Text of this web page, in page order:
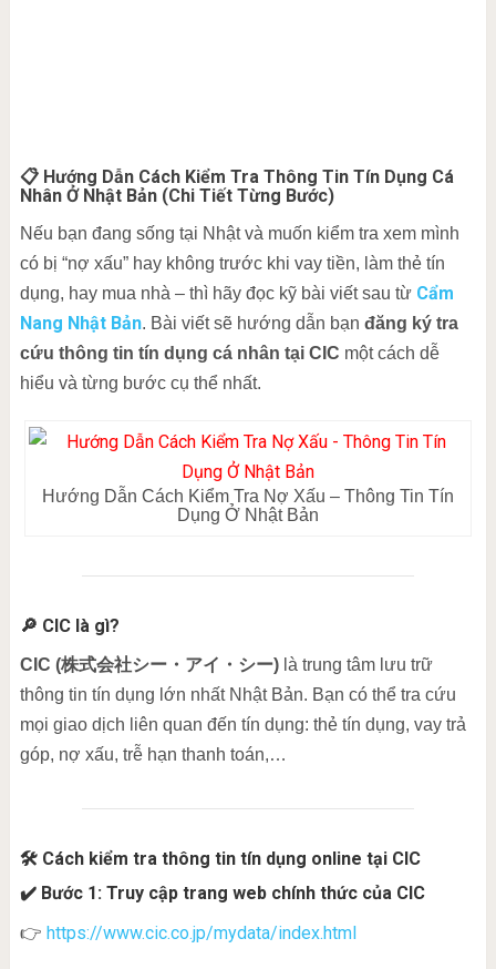
📋 Hướng Dẫn Cách Kiểm Tra Thông Tin Tín Dụng Cá
Nhân Ở Nhật Bản (Chi Tiết Từng Bước)
Nếu bạn đang sống tại Nhật và muốn kiểm tra xem mình
có bị “nợ xấu” hay không trước khi vay tiền, làm thẻ tín
dụng, hay mua nhà – thì hãy đọc kỹ bài viết sau từ Cẩm
Nang Nhật Bản. Bài viết sẽ hướng dẫn bạn đăng ký tra
cứu thông tin tín dụng cá nhân tại CIC một cách dễ
hiểu và từng bước cụ thể nhất.
Hướng Dẫn Cách Kiểm Tra Nợ Xấu – Thông Tin Tín
Dụng Ở Nhật Bản
🔎 CIC là gì?
CIC (株式会社シー・アイ・シー)là trung tâm lưu trữ
thông tin tín dụng lớn nhất Nhật Bản. Bạn có thể tra cứu
mọi giao dịch liên quan đến tín dụng: thẻ tín dụng, vay trả
góp, nợ xấu, trễ hạn thanh toán,…
🛠 Cách kiểm tra thông tin tín dụng online tại CIC
✔️ Bước 1: Truy cập trang web chính thức của CIC
👉 https://www.cic.co.jp/mydata/index.html